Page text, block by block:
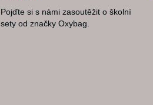
Pojďte si s námi zasoutěžit o školní
sety od značky Oxybag.